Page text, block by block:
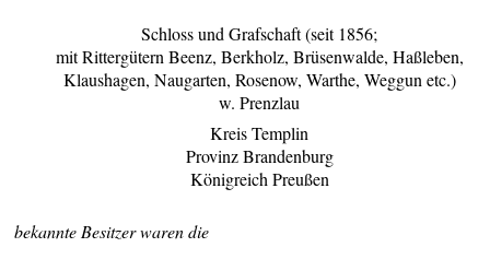
Schloss und Grafschaft (seit 1856;
mit Rittergütern Beenz, Berkholz, Brüsenwalde, Haßleben,
Klaushagen, Naugarten, Rosenow, Warthe, Weggun etc.)
w. Prenzlau
Kreis Templin
Provinz Brandenburg
Königreich Preußen
bekannte Besitzer waren die